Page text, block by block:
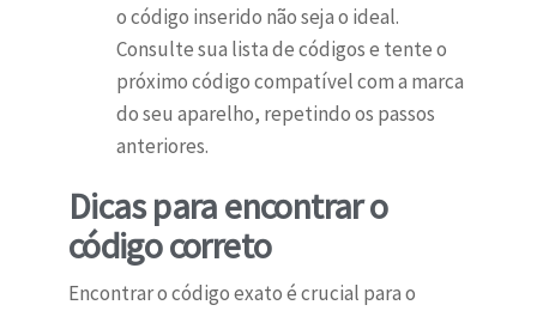
o código inserido não seja o ideal.
Consulte sua lista de códigos e tente o
próximo código compatível com a marca
do seu aparelho, repetindo os passos
anteriores.
Dicas para encontrar o
código correto
Encontrar o código exato é crucial para o